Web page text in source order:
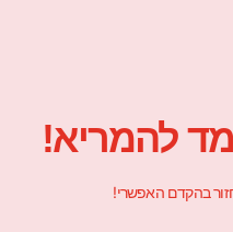
להמריא!
בהקדם האפשרי!